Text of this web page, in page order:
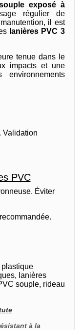
exposé à
régulier de
il est
lanières PVC 3
tenue dans le
impacts et une
Validation
PVC
Éviter
lanières
souple, rideau
à la